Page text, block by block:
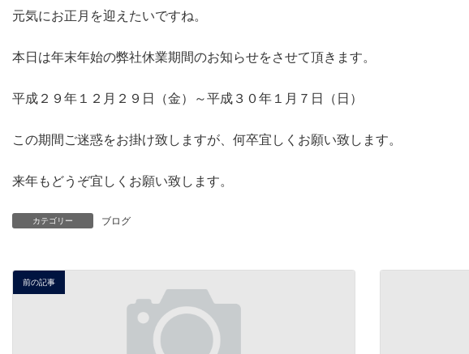
時
元気にお正月を迎えたいですね。
本日は年末年始の弊社休業期間のお知らせをさせて頂きます。
平成２９年１２月２９日（金）～平成３０年１月７日（日）
この期間ご迷惑をお掛け致しますが、何卒宜しくお願い致します。
来年もどうぞ宜しくお願い致します。
カテゴリー ブログ
前の記事